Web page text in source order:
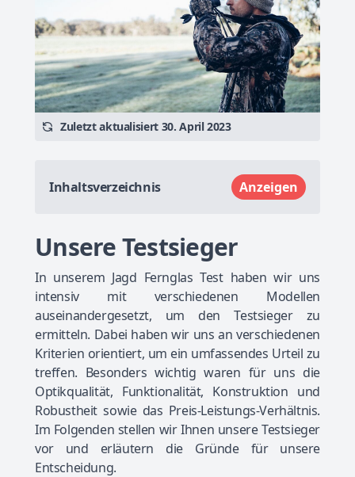
Zuletzt aktualisiert 30. April 2023
Inhaltsverzeichnis Anzeigen
Unsere Testsieger
In unserem Jagd Fernglas Test haben wir uns
intensiv mit verschiedenen Modellen
auseinandergesetzt, um den Testsieger zu
ermitteln. Dabei haben wir uns an verschiedenen
Kriterien orientiert, um ein umfassendes Urteil zu
treffen. Besonders wichtig waren für uns die
Optikqualität, Funktionalität, Konstruktion und
Robustheit sowie das Preis-Leistungs-Verhältnis.
Im Folgenden stellen wir Ihnen unsere Testsieger
vor und erläutern die Gründe für unsere
Entscheidung.